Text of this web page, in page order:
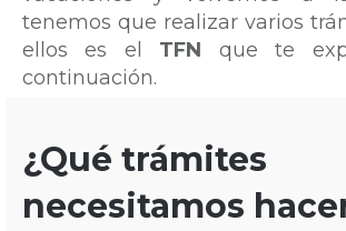
tenemos que realizar varios
ellos es el TFN que te
continuación.
¿Qué trámites
necesitamos